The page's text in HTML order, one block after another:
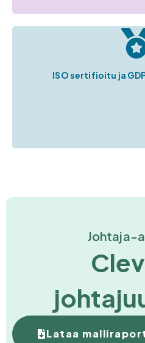
ISO sertifioitu ja
Johtaja-
Lataa